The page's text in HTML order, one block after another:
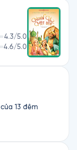
tiết hấp dẫn, bất
trẻ thơ trên toàn
vẻ đẹp bất diệt của
4.3/5.0
4.6/5.0
13 đêm